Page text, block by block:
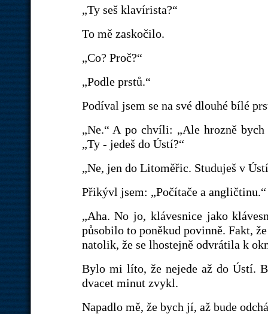
„Ty seš klavírista?“
To mě zaskočilo.
„Co? Proč?“
„Podle prstů.“
Podíval jsem se na své dlouhé bílé
„Ne.“ A po chvíli: „Ale hrozně
„Ty - jedeš do Ústí?“
„Ne, jen do Litoměřic. Studuješ v
Přikývl jsem: „Počítače a angličtinu.“
„Aha. No jo, klávesnice jako
působilo to poněkud povinně. Fakt,
natolik, že se lhostejně odvrátila k
Bylo mi líto, že nejede až do Ústí.
dvacet minut zvykl.
Napadlo mě, že bych jí, až bude